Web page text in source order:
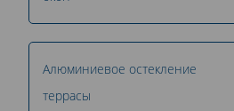
Алюминиевое остекление
террасы